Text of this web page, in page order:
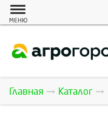
МЕНЮ
Главная Каталог